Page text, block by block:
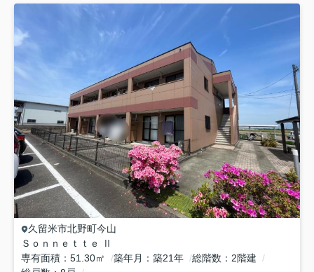
久留米市北野町今山
Ｓｏｎｎｅｔｔｅ Ⅱ
専有面積
51.30㎡ 築年月 築21年 総階数
2階建